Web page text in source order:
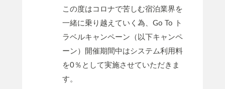
この度はコロナで苦しむ宿泊業界を
一緒に乗り越えていく為、Go To ト
ラベルキャンペーン（以下キャンペ
ーン）開催期間中はシステム利用料
を0％として実施させていただきま
す。